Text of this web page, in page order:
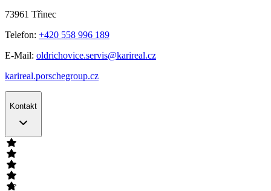
73961 Třinec
Telefon: +420 558 996 189
E-Mail: oldrichovice.servis@karireal.cz
karireal.porschegroup.cz
Kontakt